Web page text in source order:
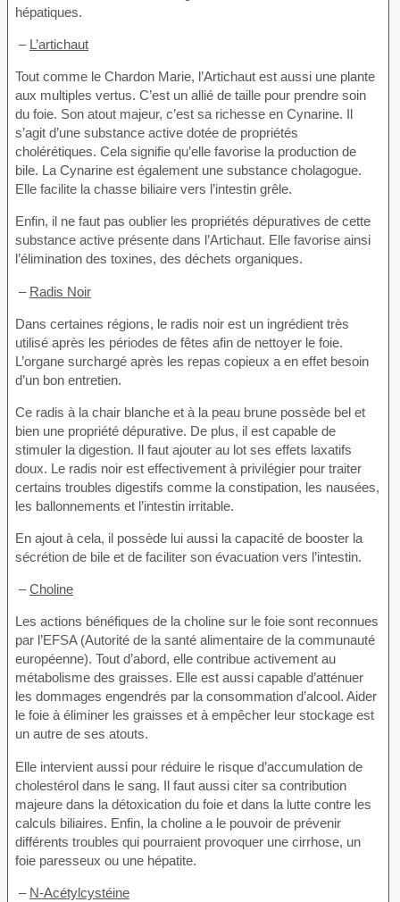
hépatiques.
– L’artichaut
Tout comme le Chardon Marie, l’Artichaut est aussi une plante
aux multiples vertus. C’est un allié de taille pour prendre soin
du foie. Son atout majeur, c’est sa richesse en Cynarine. Il
s’agit d’une substance active dotée de propriétés
cholérétiques. Cela signifie qu’elle favorise la production de
bile. La Cynarine est également une substance cholagogue.
Elle facilite la chasse biliaire vers l’intestin grêle.
Enfin, il ne faut pas oublier les propriétés dépuratives de cette
substance active présente dans l’Artichaut. Elle favorise ainsi
l’élimination des toxines, des déchets organiques.
– Radis Noir
Dans certaines régions, le radis noir est un ingrédient très
utilisé après les périodes de fêtes afin de nettoyer le foie.
L’organe surchargé après les repas copieux a en effet besoin
d’un bon entretien.
Ce radis à la chair blanche et à la peau brune possède bel et
bien une propriété dépurative. De plus, il est capable de
stimuler la digestion. Il faut ajouter au lot ses effets laxatifs
doux. Le radis noir est effectivement à privilégier pour traiter
certains troubles digestifs comme la constipation, les nausées,
les ballonnements et l’intestin irritable.
En ajout à cela, il possède lui aussi la capacité de booster la
sécrétion de bile et de faciliter son évacuation vers l’intestin.
–Choline
Les actions bénéfiques de la choline sur le foie sont reconnues
par l’EFSA (Autorité de la santé alimentaire de la communauté
européenne). Tout d’abord, elle contribue activement au
métabolisme des graisses. Elle est aussi capable d’atténuer
les dommages engendrés par la consommation d’alcool. Aider
le foie à éliminer les graisses et à empêcher leur stockage est
un autre de ses atouts.
Elle intervient aussi pour réduire le risque d’accumulation de
cholestérol dans le sang. Il faut aussi citer sa contribution
majeure dans la détoxication du foie et dans la lutte contre les
calculs biliaires. Enfin, la choline a le pouvoir de prévenir
différents troubles qui pourraient provoquer une cirrhose, un
foie paresseux ou une hépatite.
– N-Acétylcystéine